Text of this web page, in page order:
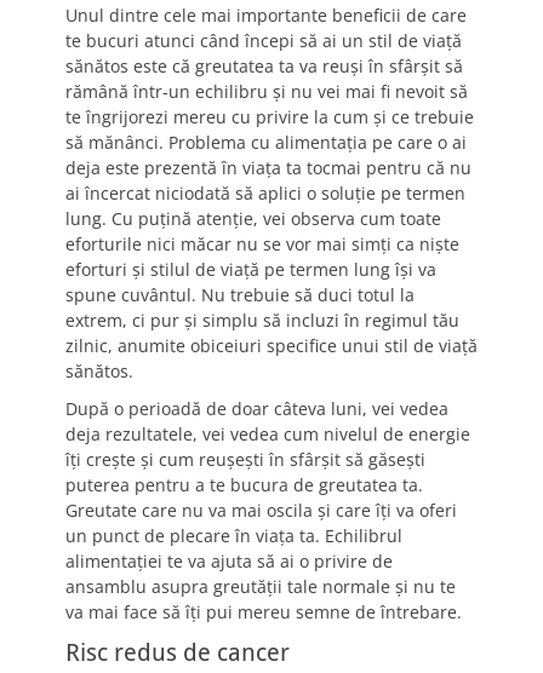
Unul dintre cele mai importante beneficii de care
te bucuri atunci când începi să ai un stil de viață
sănătos este că greutatea ta va reuși în sfârșit să
rămână într-un echilibru și nu vei mai fi nevoit să
te îngrijorezi mereu cu privire la cum și ce trebuie
să mănânci. Problema cu alimentația pe care o ai
deja este prezentă în viața ta tocmai pentru că nu
ai încercat niciodată să aplici o soluție pe termen
lung. Cu puțină atenție, vei observa cum toate
eforturile nici măcar nu se vor mai simți ca niște
eforturi și stilul de viață pe termen lung își va
spune cuvântul. Nu trebuie să duci totul la
extrem, ci pur și simplu să incluzi în regimul tău
zilnic, anumite obiceiuri specifice unui stil de viață
sănătos.
După o perioadă de doar câteva luni, vei vedea
deja rezultatele, vei vedea cum nivelul de energie
îți crește și cum reușești în sfârșit să găsești
puterea pentru a te bucura de greutatea ta.
Greutate care nu va mai oscila și care îți va oferi
un punct de plecare în viața ta. Echilibrul
alimentației te va ajuta să ai o privire de
ansamblu asupra greutății tale normale și nu te
va mai face să îți pui mereu semne de întrebare.
Risc redus de cancer